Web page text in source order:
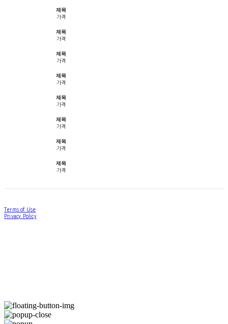
제목
가격
제목
가격
제목
가격
제목
가격
제목
가격
제목
가격
제목
가격
제목
가격
Terms of Use
Privacy Policy